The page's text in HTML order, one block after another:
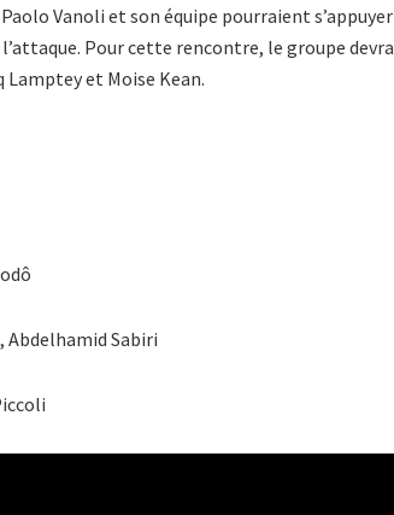
Vanoli et son équipe pourraient s’appuyer
Pour cette rencontre, le groupe devra
et Moise Kean.
Abdelhamid Sabiri